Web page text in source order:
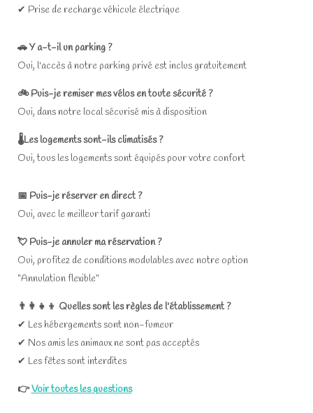
✔ Prise de recharge véhicule électrique
🚗 Y a-t-il un parking ?
Oui, l'accès à notre parking privé est inclus gratuitement
🚲 Puis-je remiser mes vélos en toute sécurité ?
Oui, dans notre local sécurisé mis à disposition
🌡️Les logements sont-ils climatisés ?
Oui, tous les logements sont équipés pour votre confort
📅 Puis-jeréserver en direct ?
Oui, avec le meilleur tarif garanti
💘 Puis-jeannuler ma réservation ?
Oui, profitez de conditions modulables avec notre option
"Annulation flexible"
👨‍👩‍👧‍👦 Quelles sont les règles de l'établissement ?
✔ Les hébergements sont non-fumeur
✔ Nos amis les animaux ne sont pas acceptés
✔ Les fêtes sont interdites
👉Voir toutes les questions